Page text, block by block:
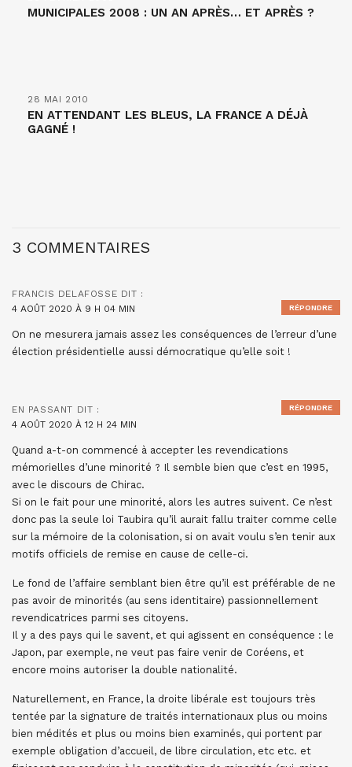
MUNICIPALES 2008 : UN AN APRÈS… ET APRÈS ?
28 MAI 2010
EN ATTENDANT LES BLEUS, LA FRANCE A DÉJÀ
GAGNÉ !
3 COMMENTAIRES
FRANCIS DELAFOSSE DIT :
4 AOÛT 2020 À 9 H 04 MIN
On ne mesurera jamais assez les conséquences de l’erreur d’une
élection présidentielle aussi démocratique qu’elle soit !
RÉPONDRE
EN PASSANT DIT :
4 AOÛT 2020 À 12 H 24 MIN
Quand a-t-on commencé à accepter les revendications
mémorielles d’une minorité ? Il semble bien que c’est en 1995,
avec le discours de Chirac.
Si on le fait pour une minorité, alors les autres suivent. Ce n’est
donc pas la seule loi Taubira qu’il aurait fallu traiter comme celle
sur la mémoire de la colonisation, si on avait voulu s’en tenir aux
motifs officiels de remise en cause de celle-ci.
Le fond de l’affaire semblant bien être qu’il est préférable de ne
pas avoir de minorités (au sens identitaire) passionnellement
revendicatrices parmi ses citoyens.
Il y a des pays qui le savent, et qui agissent en conséquence : le
Japon, par exemple, ne veut pas faire venir de Coréens, et
encore moins autoriser la double nationalité.
Naturellement, en France, la droite libérale est toujours très
tentée par la signature de traités internationaux plus ou moins
bien médités et plus ou moins bien examinés, qui portent par
exemple obligation d’accueil, de libre circulation, etc etc. et
RÉPONDRE